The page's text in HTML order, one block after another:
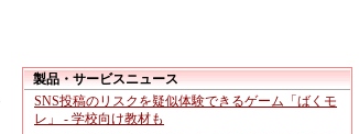
製品・サービスニュース
SNS投稿のリスクを疑似体験できるゲーム「ばくモ
レ」 - 学校向け教材も